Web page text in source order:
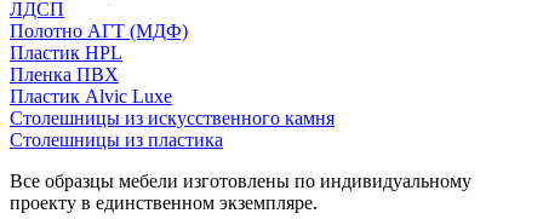
ЛДСП
Полотно АГТ (МДФ)
Пластик HPL
Пленка ПВХ
Пластик Alvic Luxe
Столешницы из искусственного камня
Столешницы из пластика
Все образцы мебели изготовлены по индивидуальному
проекту в единственном экземпляре.